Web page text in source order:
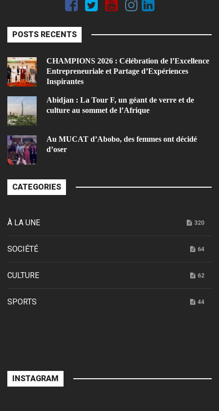
POSTS RECENTS
CHAMPIONS 2026 : Célébration de l’Excellence
Entrepreneuriale et Partage d’Expériences
Inspirantes
Abidjan : La Tour F, un géant de verre et de
culture au sommet de l’Afrique
Au MUCAT d’Abobo, des femmes ont décidé
d’oser
CATEGORIES
À LA UNE 320
SOCIÉTÉ 64
CULTURE 62
SPORTS 44
INSTAGRAM